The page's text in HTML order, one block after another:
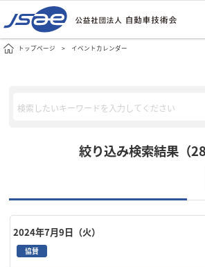
トップページ イベントカレンダー
絞り込み検索結果（28
2024年7月9日（火）
協賛